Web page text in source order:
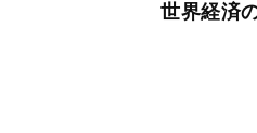
世界経済